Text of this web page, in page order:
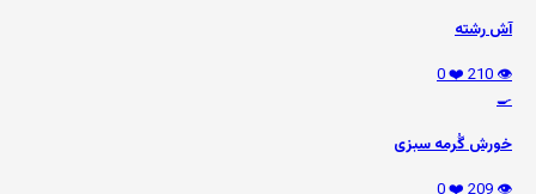
آش رشته
👁️ 210
❤️ 0
🍳
خورش گُرمه سبزی